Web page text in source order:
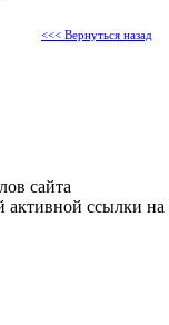
<<< Вернуться назад
сайта
активной ссылки на